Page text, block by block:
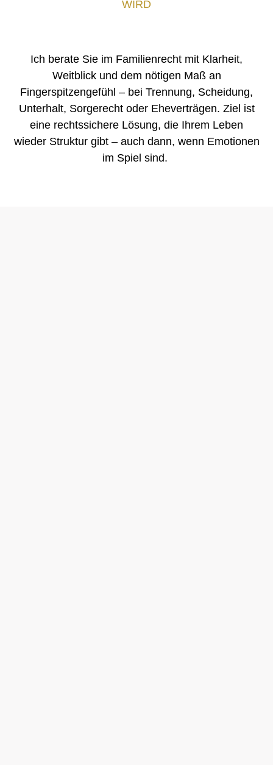
WIRD
Ich berate Sie im Familienrecht mit Klarheit,
Weitblick und dem nötigen Maß an
Fingerspitzengefühl – bei Trennung, Scheidung,
Unterhalt, Sorgerecht oder Eheverträgen. Ziel ist
eine rechtssichere Lösung, die Ihrem Leben
wieder Struktur gibt – auch dann, wenn Emotionen
im Spiel sind.